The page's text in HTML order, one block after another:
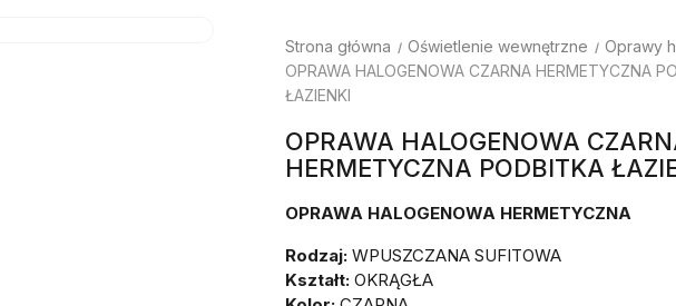
Strona główna Oświetlenie wewnętrzne
Oprawy
OPRAWA HALOGENOWA CZARNA HERMETYCZNA
ŁAZIENKI
OPRAWA HALOGENOWA
HERMETYCZNA PODBITKA
OPRAWA HALOGENOWA HERMETYCZNA
Rodzaj: WPUSZCZANA SUFITOWA
Kształt: OKRĄGŁA